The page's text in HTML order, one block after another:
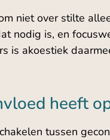
niet over stilte
nodig is, en
is akoestiek
heeft
tussen